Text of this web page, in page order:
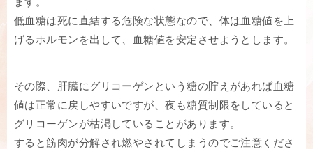
低血糖は死に直結する危険な状態なので、体は血糖値を上
げるホルモンを出して、血糖値を安定させようとします。
その際、肝臓にグリコーゲンという糖の貯えがあれば血糖
値は正常に戻しやすいですが、夜も糖質制限をしていると
グリコーゲンが枯渇していることがあります。
すると筋肉が分解され燃やされてしまうのでご注意くださ